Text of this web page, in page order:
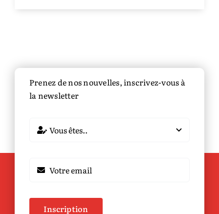
Prenez de nos nouvelles, inscrivez-vous à
la newsletter
Inscription